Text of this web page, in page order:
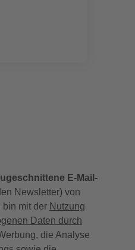
E-Mail-
Newsletter) von
bin mit der Nutzung
Daten durch
die Analyse